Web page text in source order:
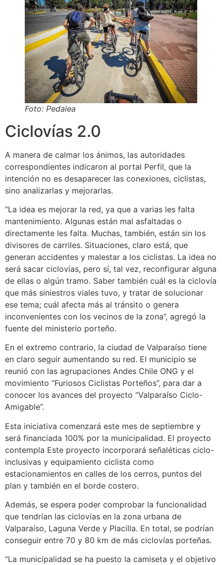
Foto: Pedalea
Ciclovías 2.0
A manera de calmar los ánimos, las autoridades
correspondientes indicaron al portal Perfil, que la
intención no es desaparecer las conexiones, ciclistas,
sino analizarlas y mejorarlas.
“La idea es mejorar la red, ya que a varias les falta
mantenimiento. Algunas están mal asfaltadas o
directamente les falta. Muchas, también, están sin los
divisores de carriles. Situaciones, claro está, que
generan accidentes y malestar a los ciclistas. La idea no
será sacar ciclovías, pero sí, tal vez, reconfigurar alguna
de ellas o algún tramo. Saber también cuál es la ciclovía
que más siniestros viales tuvo, y tratar de solucionar
ese tema; cuál afecta más al tránsito o genera
inconvenientes con los vecinos de la zona”, agregó la
fuente del ministerio porteño.
En el extremo contrario, la ciudad de Valparaíso tiene
en claro seguir aumentando su red. El municipio se
reunió con las agrupaciones Andes Chile ONG y el
movimiento “Furiosos Ciclistas Porteños”, para dar a
conocer los avances del proyecto “Valparaíso Ciclo-
Amigable”.
Esta iniciativa comenzará este mes de septiembre y
será financiada 100% por la municipalidad. El proyecto
contempla Este proyecto incorporará señaléticas ciclo-
inclusivas y equipamiento ciclista como
estacionamientos en calles de los cerros, puntos del
plan y también en el borde costero.
Además, se espera poder comprobar la funcionalidad
que tendrían las ciclovías en la zona urbana de
Valparaíso, Laguna Verde y Placilla. En total, se podrían
conseguir entre 70 y 80 km de más ciclovías porteñas.
“La municipalidad se ha puesto la camiseta y el objetivo